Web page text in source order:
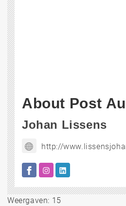
About Post
Johan Lissens
http://
Weergaven: 15